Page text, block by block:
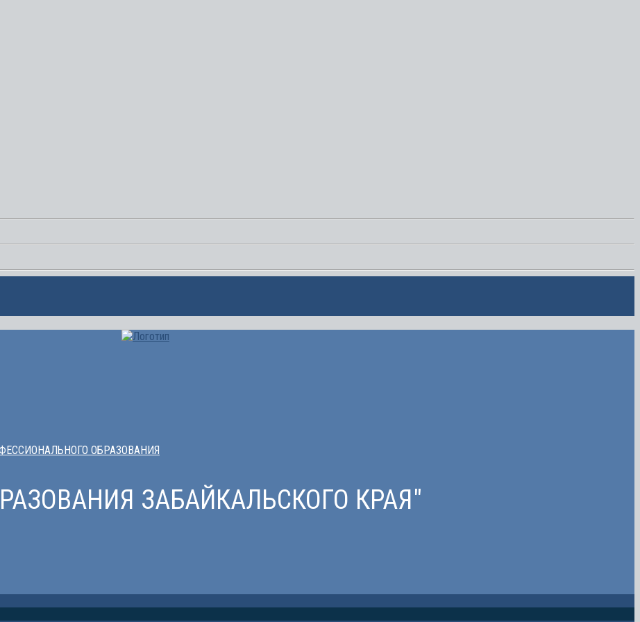
ОБРАЗОВАНИЯ
ЗАБАЙКАЛЬСКОГО КРАЯ"